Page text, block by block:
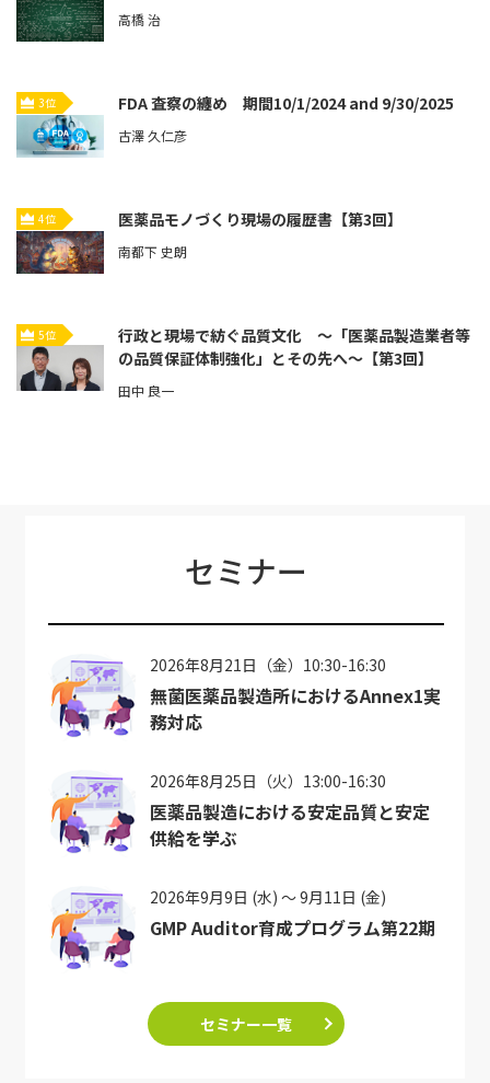
高橋 治
3位 FDA 査察の纏め 期間10/1/2024 and 9/30/2025
古澤 久仁彦
4位 医薬品モノづくり現場の履歴書【第3回】
南都下 史朗
5位
行政と現場で紡ぐ品質文化 ～「医薬品製造業者等
の品質保証体制強化」とその先へ～【第3回】
田中 良一
セミナー
2026年8月21日（金）10:30-16:30
無菌医薬品製造所におけるAnnex1実
務対応
2026年8月25日（火）13:00-16:30
医薬品製造における安定品質と安定
供給を学ぶ
2026年9月9日 (水) ～ 9月11日 (金)
GMP Auditor育成プログラム第22期
セミナー一覧